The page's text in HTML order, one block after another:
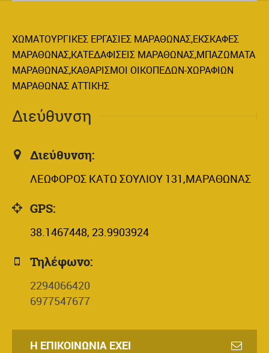
ΧΩΜΑΤΟΥΡΓΙΚΕΣ ΕΡΓΑΣΙΕΣ ΜΑΡΑΘΩΝΑΣ,ΕΚΣΚΑΦΕΣ
ΜΑΡΑΘΩΝΑΣ,ΚΑΤΕΔΑΦΙΣΕΙΣ ΜΑΡΑΘΩΝΑΣ,ΜΠΑΖΩΜΑΤΑ
ΜΑΡΑΘΩΝΑΣ,ΚΑΘΑΡΙΣΜΟΙ ΟΙΚΟΠΕΔΩΝ-ΧΩΡΑΦΙΩΝ
ΜΑΡΑΘΩΝΑΣ ΑΤΤΙΚΗΣ
Διεύθυνση
Διεύθυνση:
ΛΕΩΦΟΡΟΣ ΚΑΤΩ ΣΟΥΛΙΟΥ 131,ΜΑΡΑΘΩΝΑΣ
GPS:
38.1467448, 23.9903924
Τηλέφωνο:
2294066420
6977547677
Η ΕΠΙΚΟΙΝΩΝΊΑ ΈΧΕΙ